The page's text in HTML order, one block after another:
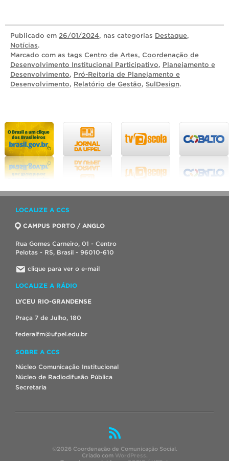
Publicado em 26/01/2024, nas categorias Destaque,
Notícias.
Marcado com as tags Centro de Artes, Coordenação de
Desenvolvimento Institucional Participativo, Planejamento e
Desenvolvimento, Pró-Reitoria de Planejamento e
Desenvolvimento, Relatório de Gestão, SulDesign.
LOCALIZE A CCS
CAMPUS PORTO / ANGLO
Rua Gomes Carneiro, 01 - Centro
Pelotas - RS, Brasil - 96010-610
clique para ver o e-mail
LOCALIZE A RÁDIO
LYCEU RIO-GRANDENSE
Praça 7 de Julho, 180
federalfm@ufpel.edu.br
SOBRE A CCS
Núcleo Comunicação Institucional
Núcleo de Radiodifusão Pública
Secretaria
©2026 Coordenação de Comunicação Social.
Criado com WordPress.